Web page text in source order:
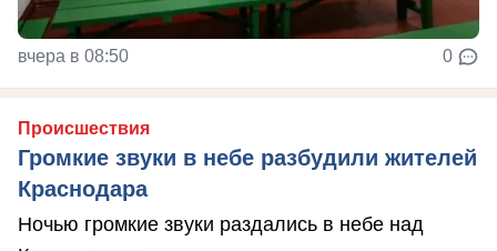
вчера в 08:50 0
Происшествия
Громкие звуки в небе разбудили жителей
Краснодара
Ночью громкие звуки раздались в небе над